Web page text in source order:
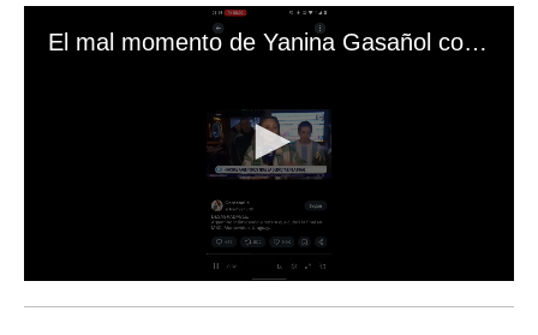
El mal momento de Yanina Gasañol con un hincha argentino en "Subrayado"
s